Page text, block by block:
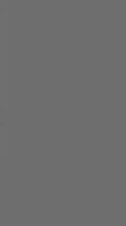
Lajos
munkái